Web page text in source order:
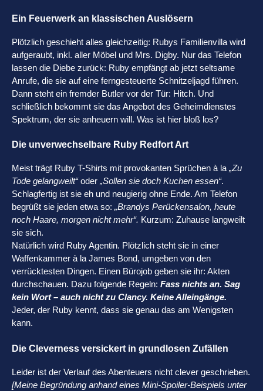
Ein Feuerwerk an klassischen Auslösern
Plötzlich geschieht alles gleichzeitig: Rubys Familienvilla wird
aufgeraubt, inkl. aller Möbel und Mrs. Digby. Nur das Telefon
lassen die Diebe zurück: Ruby empfängt ab jetzt seltsame
Anrufe, die sie auf eine ferngesteuerte Schnitzeljagd führen.
Dann steht ein fremder Butler vor der Tür: Hitch. Und
schließlich bekommt sie das Angebot des Geheimdienstes
Spektrum, der sie anheuern will. Was ist hier bloß los?
Die unverwechselbare Ruby Redfort Art
Meist trägt Ruby T-Shirts mit provokanten Sprüchen à la „Zu
Tode gelangweilt“oder „Sollen sie doch Kuchen essen“.
Schlagfertig ist sie eh und neugierig ohne Ende. Am Telefon
begrüßt sie jeden etwa so: „Brandys Perückensalon, heute
noch Haare, morgen nicht mehr“. Kurzum: Zuhause langweilt
sie sich.
Natürlich wird Ruby Agentin. Plötzlich steht sie in einer
Waffenkammer à la James Bond, umgeben von den
verrücktesten Dingen. Einen Bürojob geben sie ihr: Akten
durchschauen. Dazu folgende Regeln: Fass nichts an. Sag
kein Wort – auch nicht zu Clancy. Keine Alleingänge.
Jeder, der Ruby kennt, dass sie genau das am Wenigsten
kann.
Die Cleverness versickert in grundlosen Zufällen
Leider ist der Verlauf des Abenteuers nicht clever geschrieben.
[Meine Begründung anhand eines Mini-Spoiler-Beispiels unter